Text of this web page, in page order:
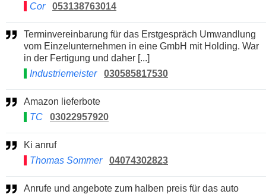
Cor
053138763014
Terminvereinbarung für das Erstgespräch Umwandlung
vom Einzelunternehmen in eine GmbH mit Holding. War
in der Fertigung und daher [...]
Industriemeister
030585817530
Amazon lieferbote
TC
03022957920
Ki anruf
Thomas Sommer
04074302823
Anrufe und angebote zum halben preis für das auto